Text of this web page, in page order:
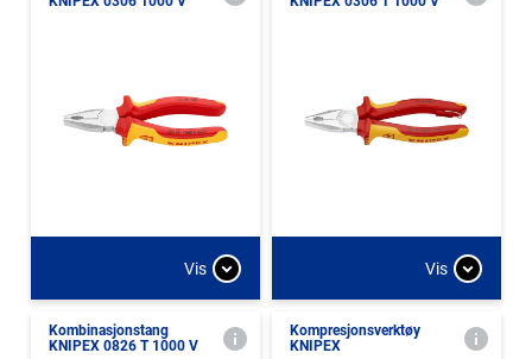
Vis Vis
Kombinasjonstang
KNIPEX 0826 T 1000 V
Kompresjonsverktøy
KNIPEX